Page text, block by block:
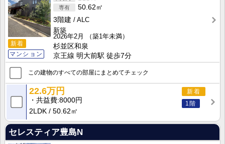
新着
マンション
50.62㎡
3階建
ALC
新築
2026年2月
（築1年未満）
杉並区和泉
京王線 明大前駅 徒歩7分
この建物のすべての部屋にまとめてチェック
新着
1階
22.6万円
共益費 8000円
2LDK
50.62㎡
セレスティア豊島N